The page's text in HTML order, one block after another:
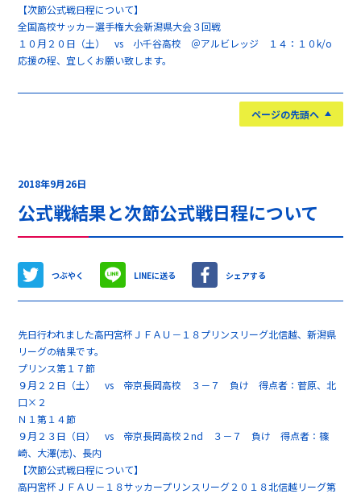
【次節公式戦日程について】
全国高校サッカー選手権大会新潟県大会３回戦
１０月２０日（土） vs 小千谷高校 ＠アルビレッジ １４：１０k/o
応援の程、宜しくお願い致します。
ページの先頭へ
2018年9月26日
公式戦結果と次節公式戦日程について
つぶやく LINEに送る シェアする
先日行われました高円宮杯ＪＦＡＵ－１８プリンスリーグ北信越、新潟県
リーグの結果です。
プリンス第１７節
９月２２日（土） vs 帝京長岡高校 ３－７ 負け 得点者：菅原、北
口×２
Ｎ１第１４節
９月２３日（日） vs 帝京長岡高校２nd ３－７ 負け 得点者：篠
崎、大澤(志)、長内
【次節公式戦日程について】
高円宮杯ＪＦＡＵ－１８サッカープリンスリーグ２０１８北信越リーグ第